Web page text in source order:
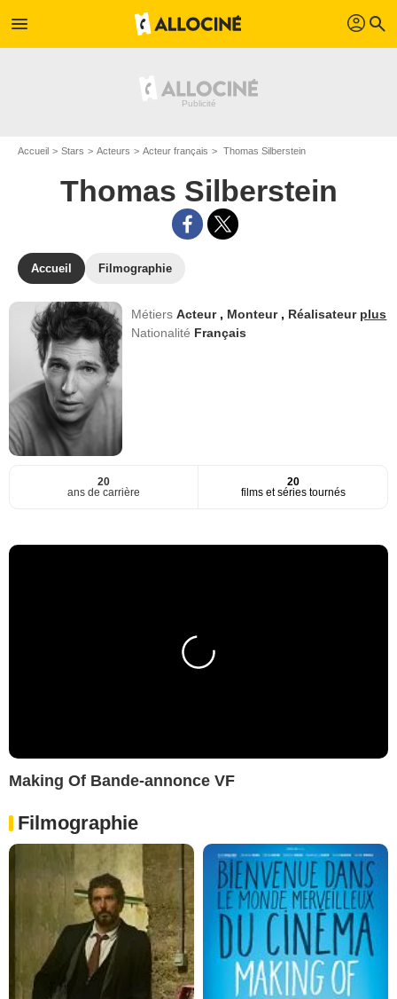
menu profil search
Accueil Stars Acteurs Acteur français Thomas Silberstein
Thomas Silberstein
Accueil Filmographie
MétiersActeur , Monteur , Réalisateur plus
Nationalité Français
20
ans de carrière
20
films et séries tournés
Making Of Bande-annonce VF
Filmographie